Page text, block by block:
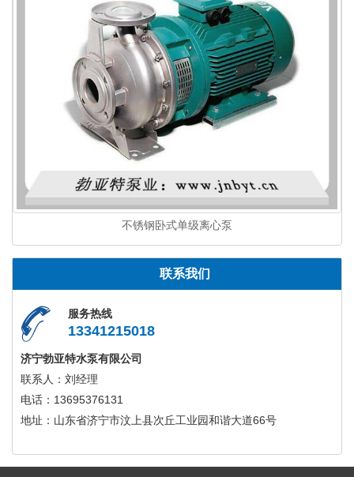
不锈钢卧式单级离心泵
联系我们
服务热线
13341215018
济宁勃亚特水泵有限公司
联系人：刘经理
电话：13695376131
地址：山东省济宁市汶上县次丘工业园和谐大道66号